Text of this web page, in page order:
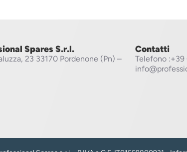
Spares S.r.l.
23 33170 Pordenone (Pn) –
Contatti
Telefono :+39